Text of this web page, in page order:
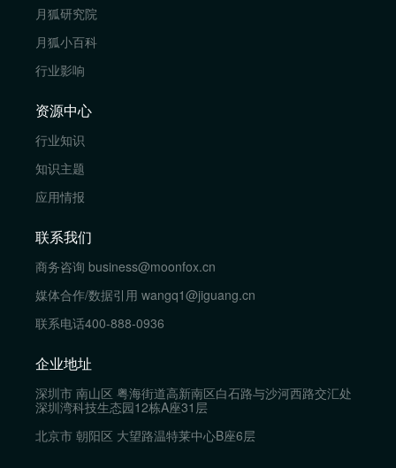
月狐研究院
月狐小百科
行业影响
资源中心
行业知识
知识主题
应用情报
联系我们
商务咨询 business@moonfox.cn
媒体合作/数据引用 wangq1@jiguang.cn
联系电话400-888-0936
企业地址
深圳市 南山区 粤海街道高新南区白石路与沙河西路交汇处
深圳湾科技生态园12栋A座31层
北京市 朝阳区 大望路温特莱中心B座6层